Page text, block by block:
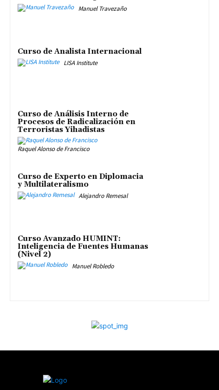
Manuel Travezaño
Curso de Analista Internacional
LISA Institute
Curso de Análisis Interno de
Procesos de Radicalización en
Terroristas Yihadistas
Raquel Alonso de Francisco
Curso de Experto en Diplomacia
y Multilateralismo
Alejandro Remesal
Curso Avanzado HUMINT:
Inteligencia de Fuentes Humanas
(Nivel 2)
Manuel Robledo